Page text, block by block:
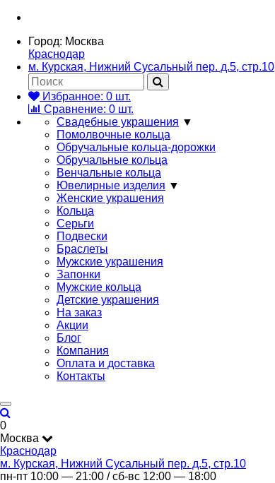
Город: Москва
Краснодар
м. Курская, Нижний Сусальный пер. д.5, стр.10
Избранное: 0 шт.
Сравнение: 0 шт.
Свадебные украшения ▼
Помолвочные кольца
Обручальные кольца-дорожки
Обручальные кольца
Венчальные кольца
Ювелирные изделия ▼
Женские украшения
Кольца
Серьги
Подвески
Браслеты
Мужские украшения
Запонки
Мужские кольца
Детские украшения
На заказ
Акции
Блог
Компания
Оплата и доставка
Контакты
0
Москва
Краснодар
м. Курская, Нижний Сусальный пер. д.5, стр.10
пн-пт 10:00 — 21:00 / сб-вс 12:00 — 18:00